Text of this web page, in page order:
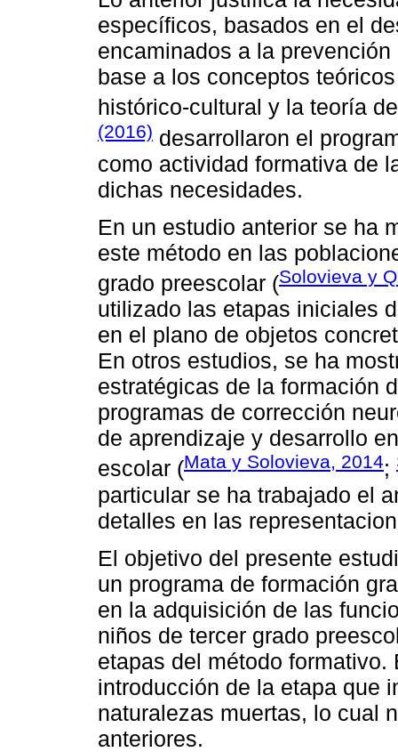
específicos, basados en el
encaminados a la
base a los conceptos
histórico-cultural y la teoría
(2016) desarrollaron el
como actividad formativa de
dichas necesidades.
En un estudio anterior se ha
este método en las
grado preescolar (Solovieva y
utilizado las etapas iniciales
en el plano de objetos
En otros estudios, se ha
estratégicas de la formación
programas de corrección
de aprendizaje y desarrollo
escolar (Mata y Solovieva, 2014;
particular se ha trabajado el
detalles en las
El objetivo del presente
un programa de formación
en la adquisición de las
niños de tercer grado
etapas del método
introducción de la etapa que
naturalezas muertas, lo cual
anteriores.